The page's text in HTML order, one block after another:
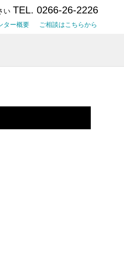
い TEL. 0266-26-2226
ター概要 ご相談はこちらから